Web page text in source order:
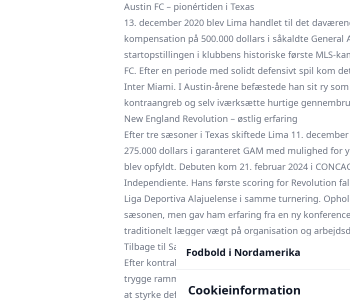
Austin FC – pionértiden i Texas
13. december 2020 blev Lima handlet til det
kompensation på 500.000 dollars i såkaldte
startopstillingen i klubbens historiske første MLS-
FC. Efter en periode med solidt defensivt spil kom
Inter Miami. I Austin-årene befæstede han sit ry
kontraangreb og selv iværksætte hurtige
New England Revolution – østlig erfaring
Efter tre sæsoner i Texas skiftede Lima 11.
275.000 dollars i garanteret GAM med mulighed for
blev opfyldt. Debuten kom 21. februar 2024 i
Independiente. Hans første scoring for Revolution
Liga Deportiva Alajuelense i samme turnering.
sæsonen, men gav ham erfaring fra en ny
traditionelt lægger vægt på organisation og
Tilbage til San Jose Earthquakes
Efter kontraktudløb i New England valgte Lima i
trygge rammer. Han underskrev 18. december 2024
at styrke defensive bredde og genvinde noget af
Fodbold i Nordamerika
Cookieinformation